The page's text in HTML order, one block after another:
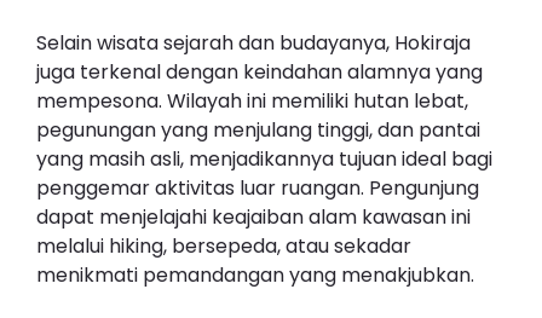
Selain wisata sejarah dan budayanya, Hokiraja
juga terkenal dengan keindahan alamnya yang
mempesona. Wilayah ini memiliki hutan lebat,
pegunungan yang menjulang tinggi, dan pantai
yang masih asli, menjadikannya tujuan ideal bagi
penggemar aktivitas luar ruangan. Pengunjung
dapat menjelajahi keajaiban alam kawasan ini
melalui hiking, bersepeda, atau sekadar
menikmati pemandangan yang menakjubkan.